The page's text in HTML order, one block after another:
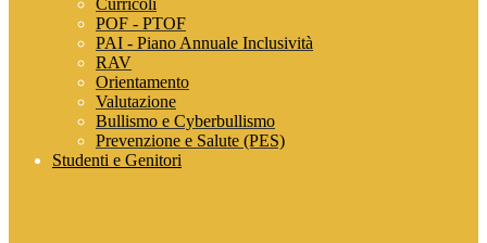
Curricoli
POF - PTOF
PAI - Piano Annuale Inclusività
RAV
Orientamento
Valutazione
Bullismo e Cyberbullismo
Prevenzione e Salute (PES)
Studenti e Genitori